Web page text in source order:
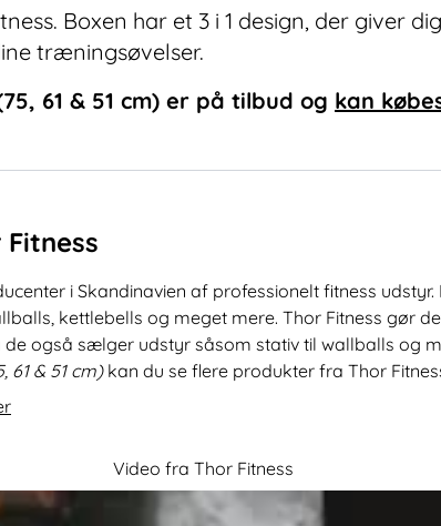
Boxen har et 3 i 1 design, der giver
træningsøvelser.
61 & 51 cm) er på tilbud og kan
i Skandinavien af professionelt fitness
kettlebells og meget mere. Thor Fitness gør
også sælger udstyr såsom stativ til wallballs og
61 & 51 cm)kan du se flere produkter fra Thor
Video fra Thor Fitness